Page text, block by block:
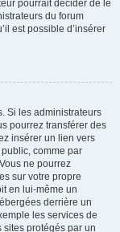
pourrait décider de le
du forum
est possible d’insérer
Si les administrateurs
pourrez transférer des
insérer un lien vers
comme par
ne pourrez
sur votre propre
en lui-même un
derrière un
les services de
protégés par un